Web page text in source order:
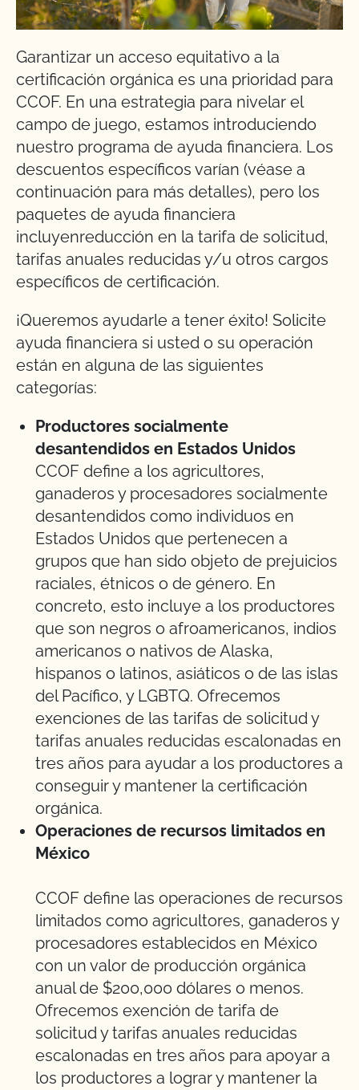
Garantizar un acceso equitativo a la
certificación orgánica es una prioridad para
CCOF. En una estrategia para nivelar el
campo de juego, estamos introduciendo
nuestro programa de ayuda financiera. Los
descuentos específicos varían (véase a
continuación para más detalles), pero los
paquetes de ayuda financiera
incluyenreducción en la tarifa de solicitud,
tarifas anuales reducidas y/u otros cargos
específicos de certificación.
¡Queremos ayudarle a tener éxito! Solicite
ayuda financiera si usted o su operación
están en alguna de las siguientes
categorías:
Productores socialmente
desantendidos en Estados Unidos
CCOF define a los agricultores,
ganaderos y procesadores socialmente
desantendidos como individuos en
Estados Unidos que pertenecen a
grupos que han sido objeto de prejuicios
raciales, étnicos o de género. En
concreto, esto incluye a los productores
que son negros o afroamericanos, indios
americanos o nativos de Alaska,
hispanos o latinos, asiáticos o de las islas
del Pacífico, y LGBTQ. Ofrecemos
exenciones de las tarifas de solicitud y
tarifas anuales reducidas escalonadas en
tres años para ayudar a los productores a
conseguir y mantener la certificación
orgánica.
Operaciones de recursos limitados en
México
CCOF define las operaciones de recursos
limitados como agricultores, ganaderos y
procesadores establecidos en México
con un valor de producción orgánica
anual de $200,000 dólares o menos.
Ofrecemos exención de tarifa de
solicitud y tarifas anuales reducidas
escalonadas en tres años para apoyar a
los productores a lograr y mantener la